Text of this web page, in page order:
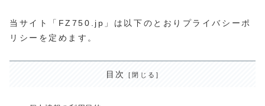
当サイト「FZ750.jp」は以下のとおりプライバシーポ
リシーを定めます。
目次